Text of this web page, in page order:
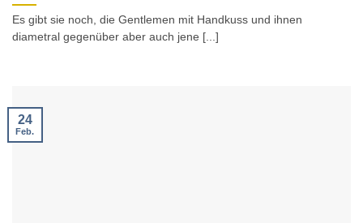
Es gibt sie noch, die Gentlemen mit Handkuss und ihnen
diametral gegenüber aber auch jene [...]
24
Feb.